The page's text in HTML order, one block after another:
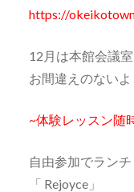
https://
12月は本館会議室
お間違えのないよ
~体験レッスン随
自由参加でラン
「 Rejoyce」